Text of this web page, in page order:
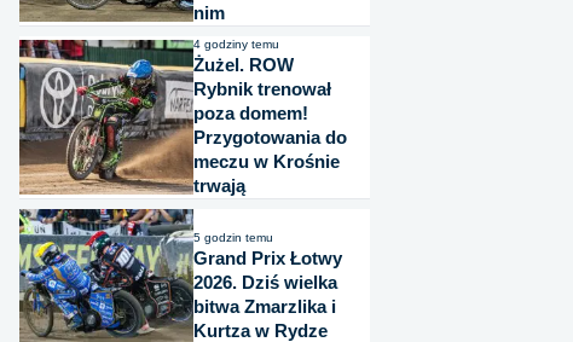
nim
4 godziny temu
Żużel. ROW
Rybnik trenował
poza domem!
Przygotowania do
meczu w Krośnie
trwają
5 godzin temu
Grand Prix Łotwy
2026. Dziś wielka
bitwa Zmarzlika i
Kurtza w Rydze